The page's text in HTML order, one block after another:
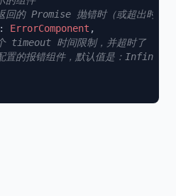
: ErrorComponent